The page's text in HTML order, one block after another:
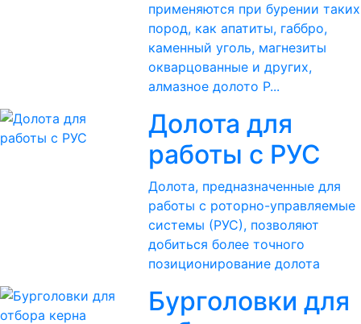
применяются при бурении таких
пород, как апатиты, габбро,
каменный уголь, магнезиты
окварцованные и других,
алмазное долото P...
Долота для
работы с РУС
Долота, предназначенные для
работы с роторно-управляемые
системы (РУС), позволяют
добиться более точного
позиционирование долота
Бурголовки для